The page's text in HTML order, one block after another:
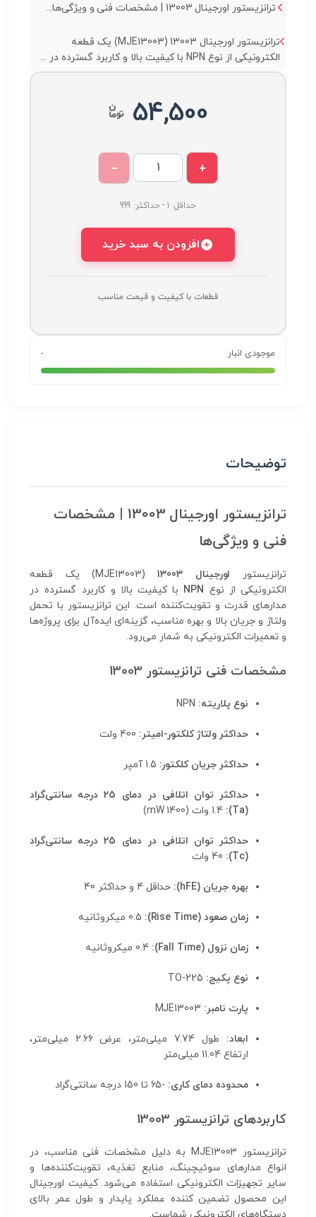
ترانزیستور اورجینال 13003 | مشخصات فنی و ویژگی‌ها...
ترانزیستور اورجینال 13003 (MJE13003) یک قطعه
الکترونیکی از نوع NPN با کیفیت بالا و کاربرد گسترده در ...
54,500
+
−
حداقل: 1 - حداکثر: 999
افزودن به سبد خرید
قطعات با کیفیت و قیمت مناسب
موجودی انبار -
توضیحات
ترانزیستور اورجینال 13003 | مشخصات
فنی و ویژگی‌ها
ترانزیستور اورجینال 13003
(MJE13003) یک قطعه
الکترونیکی از نوع NPN با کیفیت بالا و کاربرد گسترده در
مدارهای قدرت و تقویت‌کننده است. این ترانزیستور با تحمل
ولتاژ و جریان بالا و بهره مناسب، گزینه‌ای ایده‌آل برای پروژه‌ها
و تعمیرات الکترونیکی به شمار می‌رود.
مشخصات فنی ترانزیستور 13003
نوع پلاریته:
حداکثر ولتاژ کلکتور-امیتر:
حداکثر جریان کلکتور:
حداکثر توان اتلافی در دمای 25 درجه سانتی‌گراد
(Ta):
1.4 وات (1400 mW)
حداکثر توان اتلافی در دمای 25 درجه سانتی‌گراد
(Tc):
بهره جریان (hFE): حداقل 4 و حداکثر 40
زمان صعود (Rise Time):
زمان نزول (Fall Time): 0.4 میکروثانیه
نوع پکیج:
پارت نامبر:
ابعاد:
طول 7.74 میلی‌متر، عرض 2.66 میلی‌متر،
ارتفاع 11.04 میلی‌متر
محدوده دمای کاری: -65 تا 150 درجه سانتی‌گراد
کاربردهای ترانزیستور 13003
ترانزیستور MJE13003 به دلیل مشخصات فنی مناسب، در
انواع مدارهای سوئیچینگ، منابع تغذیه، تقویت‌کننده‌ها و
سایر تجهیزات الکترونیکی استفاده می‌شود. کیفیت اورجینال
این محصول تضمین کننده عملکرد پایدار و طول عمر بالای